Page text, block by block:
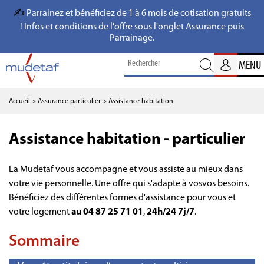
✍️ Parrainez et bénéficiez de 1 à 6 mois de cotisation gratuits
! Infos et conditions de l'offre sous l'onglet Assurance puis
Parrainage.
MENU
Accueil > Assurance particulier > Assistance habitation
Assistance habitation - particulier
La Mudetaf vous accompagne et vous assiste au mieux dans
votre vie personnelle. Une offre qui s'adapte à vosvos besoins.
Bénéficiez des différentes formes d'assistance pour vous et
votre logementau 04 87 25 71 01 ,24h/24 7j/7.
Sommaire